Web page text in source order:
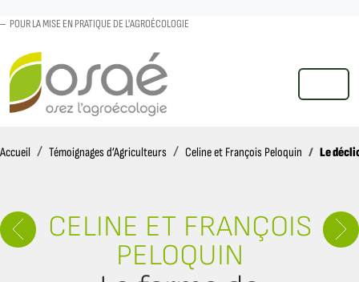
POUR LA MISE EN PRATIQUE DE L'AGROÉCOLOGIE
MENU
Accueil AccueilTémoignages d’Agriculteurs Celine et François Peloquin Le
CELINE ET FRANÇOIS
PELOQUIN